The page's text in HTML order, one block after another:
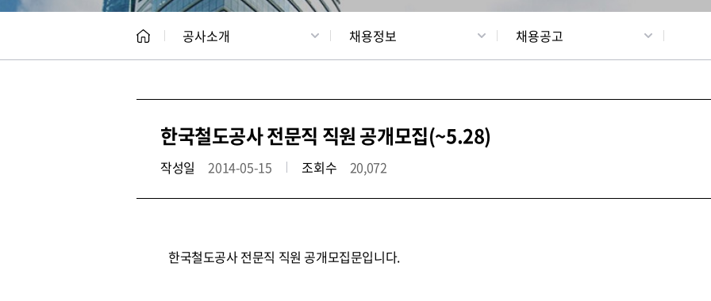
공사소개 채용정보 채용공고
한국철도공사 전문직 직원 공개모집(~5.28)
작성일 2014-05-15 조회수 20,072
한국철도공사 전문직 직원 공개모집문입니다.